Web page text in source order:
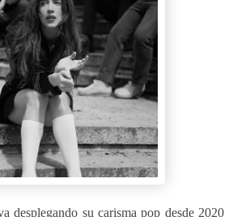
su carisma pop desde 2020